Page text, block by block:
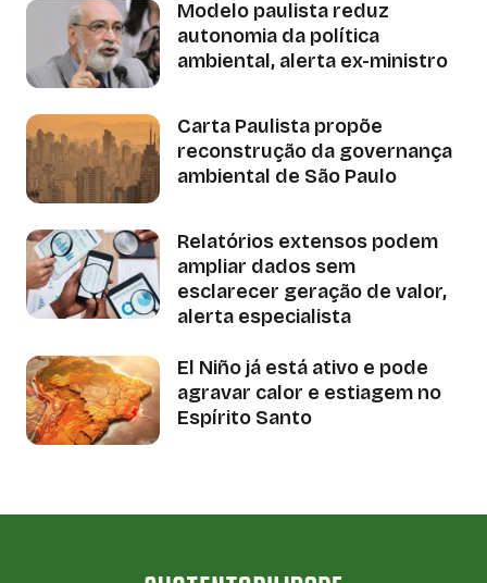
Modelo paulista reduz
autonomia da política
ambiental, alerta ex-ministro
Carta Paulista propõe
reconstrução da governança
ambiental de São Paulo
Relatórios extensos podem
ampliar dados sem
esclarecer geração de valor,
alerta especialista
El Niño já está ativo e pode
agravar calor e estiagem no
Espírito Santo